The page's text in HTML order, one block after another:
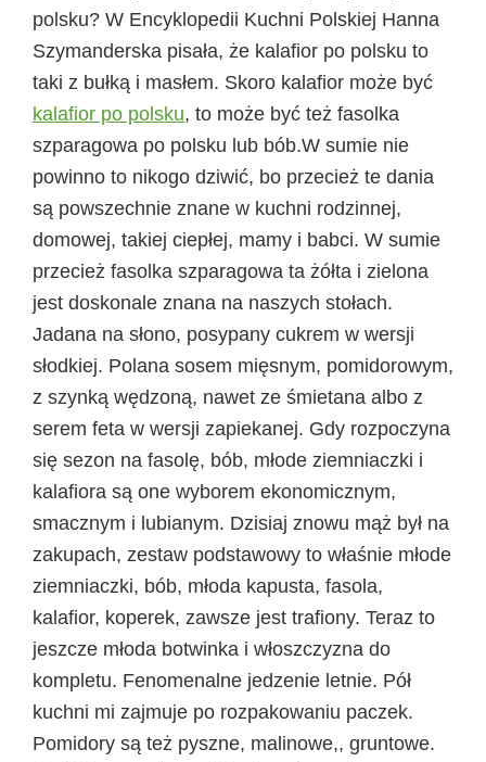
polsku? W Encyklopedii Kuchni Polskiej Hanna
Szymanderska pisała, że kalafior po polsku to
taki z bułką i masłem. Skoro kalafior może być
kalafior po polsku, to może być też fasolka
szparagowa po polsku lub bób.W sumie nie
powinno to nikogo dziwić, bo przecież te dania
są powszechnie znane w kuchni rodzinnej,
domowej, takiej ciepłej, mamy i babci. W sumie
przecież fasolka szparagowa ta żółta i zielona
jest doskonale znana na naszych stołach.
Jadana na słono, posypany cukrem w wersji
słodkiej. Polana sosem mięsnym, pomidorowym,
z szynką wędzoną, nawet ze śmietana albo z
serem feta w wersji zapiekanej. Gdy rozpoczyna
się sezon na fasolę, bób, młode ziemniaczki i
kalafiora są one wyborem ekonomicznym,
smacznym i lubianym. Dzisiaj znowu mąż był na
zakupach, zestaw podstawowy to właśnie młode
ziemniaczki, bób, młoda kapusta, fasola,
kalafior, koperek, zawsze jest trafiony. Teraz to
jeszcze młoda botwinka i włoszczyzna do
kompletu. Fenomenalne jedzenie letnie. Pół
kuchni mi zajmuje po rozpakowaniu paczek.
Pomidory są też pyszne, malinowe,, gruntowe.